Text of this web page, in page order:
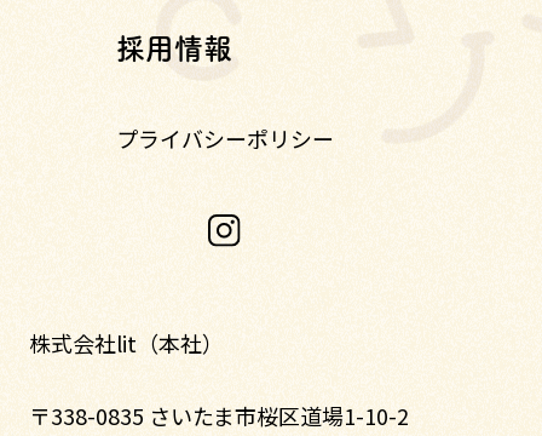
採用情報
プライバシーポリシー
株式会社lit（本社）
〒338-0835 さいたま市桜区道場1-10-2